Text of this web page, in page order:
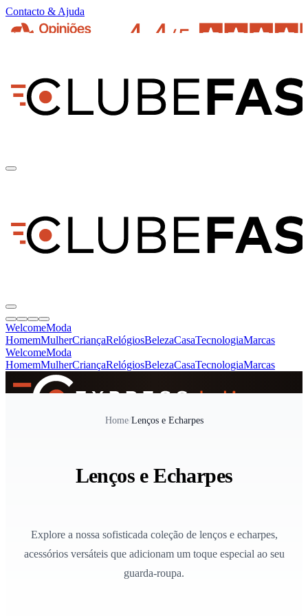
Contacto & Ajuda
WelcomeModa
HomemMulherCriançaRelógiosBelezaCasaTecnologiaMarcas
WelcomeModa
HomemMulherCriançaRelógiosBelezaCasaTecnologiaMarcas
Home/Lenços e Echarpes
Lenços e Echarpes
Explore a nossa sofisticada coleção de lenços e echarpes,
acessórios versáteis que adicionam um toque especial ao seu
guarda-roupa.